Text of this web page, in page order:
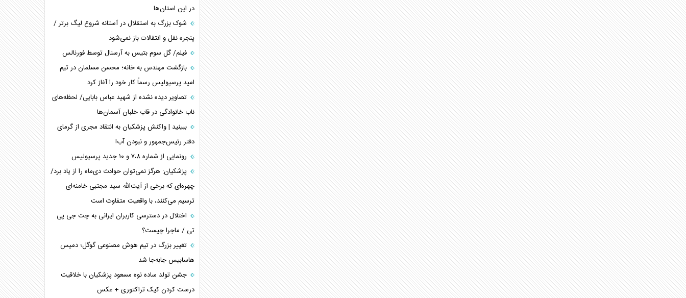
در این استان‌ها
شوک بزرگ به استقلال در آستانه شروع لیگ برتر /
پنجره نقل و انتقالات باز نمی‌شود
فیلم/ گل سوم بتیس به آرسنال توسط فورنالس
بازگشت مهندس به خانه؛ محسن مسلمان در تیم
امید پرسپولیس رسماً کار خود را آغاز کرد
تصاویر دیده نشده از شهید عباس بابایی/ لحظه‌های
ناب خانوادگی در قاب خلبان آسمان‌ها
ببینید | واکنش پزشکیان به انتقاد مجری از گرمای
دفتر رئیس‌جمهور و نبودن آب!
رونمایی از شماره ۷،۸ و ۱۰ جدید پرسپولیس
پزشکیان: هرگز نمی‌توان حوادث دی‌ماه را از یاد برد/
چهره‌ای که برخی از آیت‌الله سید مجتبی خامنه‌ای
ترسیم می‌کنند، با واقعیت متفاوت است
اختلال در دسترسی کاربران ایرانی به چت جی پی
تی / ماجرا چیست؟
تغییر بزرگ در تیم هوش مصنوعی گوگل؛ دمیس
هاسابیس جابه‌جا شد
جشن تولد ساده نوه مسعود پزشکیان با خلاقیت
درست کردن کیک تراکتوری + عکس